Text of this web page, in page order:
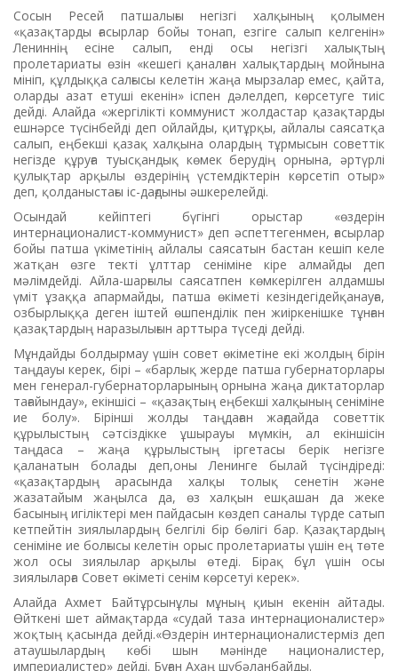
Сосын Ресей патшалығы негізгі халқының қолымен
«қазақтарды ғасырлар бойы тонап, езгіге салып келгенін»
Лениннің есіне салып, енді осы негізгі халықтың
пролетариаты өзін «кешегі қаналған халықтардың мойнына
мініп, құлдыққа салғысы келетін жаңа мырзалар емес, қайта,
оларды азат етуші екенін» іспен дәлелдеп, көрсетуге тиіс
дейді. Алайда «жергілікті коммунист жолдастар қазақтарды
ешнәрсе түсінбейді деп ойлайды, қитұрқы, айлалы саясатқа
салып, еңбекші қазақ халқына олардың тұрмысын советтік
негізде құруға туысқандық көмек берудің орнына, әртүрлі
қулықтар арқылы өздерінің үстемдіктерін көрсетіп отыр»
деп, қолданыстағы іс-дағдыны әшкерелейді.
Осындай кейіптегі бүгінгі орыстар «өздерін
интернационалист-коммунист» деп әспеттегенмен, ғасырлар
бойы патша үкіметінің айлалы саясатын бастан кешіп келе
жатқан өзге текті ұлттар сеніміне кіре алмайды деп
мәлімдейді. Айла-шарғылы саясатпен көмкерілген алдамшы
үміт ұзаққа апармайды, патша өкіметі кезіндегідейқанауға,
озбырлыққа деген іштей өшпенділік пен жиіркенішке тұнған
қазақтардың наразылығын арттыра түседі дейді.
Мұндайды болдырмау үшін совет өкіметіне екі жолдың бірін
таңдауы керек, бірі – «барлық жерде патша губернаторлары
мен генерал-губернаторларының орнына жаңа диктаторлар
тағайындау», екіншісі – «қазақтың еңбекші халқының сеніміне
ие болу». Бірінші жолды таңдаған жағдайда советтік
құрылыстың сәтсіздікке ұшырауы мүмкін, ал екіншісін
таңдаса – жаңа құрылыстың іргетасы берік негізге
қаланатын болады деп,оны Ленинге былай түсіндіреді:
«қазақтардың арасында халқы толық сенетін және
жазатайым жаңылса да, өз халқын ешқашан да жеке
басының игіліктері мен пайдасын көздеп саналы түрде сатып
кетпейтін зиялылардың белгілі бір бөлігі бар. Қазақтардың
сеніміне ие болғысы келетін орыс пролетариаты үшін ең төте
жол осы зиялылар арқылы өтеді. Бірақ бұл үшін осы
зиялыларға Совет өкіметі сенім көрсетуі керек».
Алайда Ахмет Байтұрсынұлы мұның қиын екенін айтады.
Өйткені шет аймақтарда «судай таза интернационалистер»
жоқтың қасында дейді.«Өздерін интернационалистерміз деп
атаушылардың көбі шын мәнінде националистер,
империалистер» дейді. Бұған Ахаң шүбәланбайды.